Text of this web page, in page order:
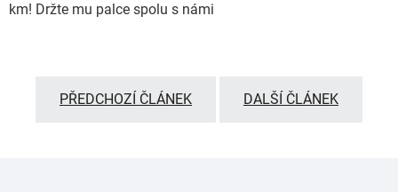
km! Držte mu palce spolu s námi
PŘEDCHOZÍ ČLÁNEK DALŠÍ ČLÁNEK